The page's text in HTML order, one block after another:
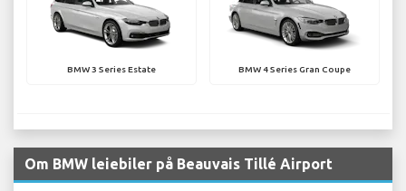
BMW 3 Series Estate BMW 4 Series Gran Coupe
Om BMW leiebiler på Beauvais Tillé Airport